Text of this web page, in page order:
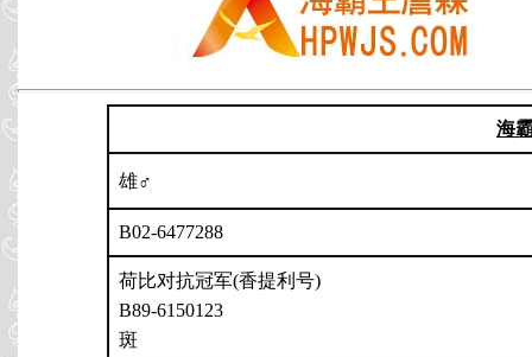
海
雄♂
B02-6477288
荷比对抗冠军(香提利号)
B89-6150123
斑